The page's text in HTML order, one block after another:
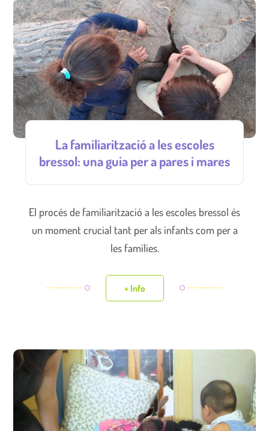
La familiarització a les escoles
bressol: una guia per a pares i mares
El procés de familiarització a les escoles bressol és
un moment crucial tant per als infants com per a
les famílies.
+ Info